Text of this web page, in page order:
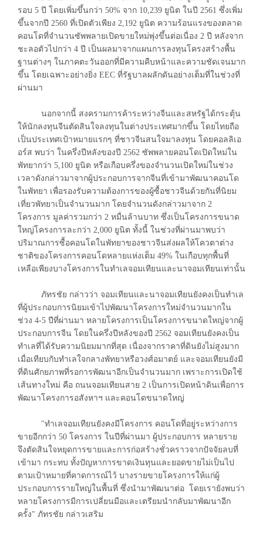
รอบ 5 ปี โดยเพิ่มขึ้นกว่า 50% จาก 10,239 ยูนิต ในปี 2561 ซึ่งเพิ่ม
ขึ้นจากปี 2560 ที่เปิดตัวเพียง 2,192 ยูนิต ความร้อนแรงของตลาด
คอนโดที่จำนวนซัพพลายเปิดขายใหม่พุ่งขึ้นต่อเนื่อง 2 ปี หลังจาก
ชะลอตัวไปกว่า 4 ปี เป็นผลมาจากแผนการลงทุนโครงสร้างพื้น
ฐานต่างๆ ในภาคตะวันออกที่มีความคืบหน้าและความชัดเจนมาก
ขึ้น โดยเฉพาะอย่างยิ่ง EEC ที่รัฐบาลผลักดันอย่างเต็มที่ในช่วงที่
ผ่านมา
นอกจากนี้ สงครามการค้าระหว่างจีนและสหรัฐได้กระตุ้น
ให้นักลงทุนจีนตัดสินใจลงทุนในต่างประเทศมากขึ้น โดยไทยถือ
เป็นประเทศเป้าหมายแรกๆ ที่ชาวจีนสนใจมาลงทุน โดยคอลลิเอ
อร์ส พบว่า ในครึ่งปีหลังของปี 2562 ซัพพลายคอนโดเปิดใหม่ใน
พัทยากว่า 5,100 ยูนิต หรือเกือบครึ่งของจำนวนเปิดใหม่ในช่วง
เวลาดังกล่าวมาจากผู้ประกอบการจากจีนที่เข้ามาพัฒนาคอนโด
ในพัทยา เพื่อรองรับความต้องการของผู้ซื้อชาวจีนด้วยกันที่นิยม
เที่ยวพัทยาเป็นจำนวนมาก โดยจำนวนดังกล่าวมาจาก 2
โครงการ มูลค่ารวมกว่า 2 หมื่นล้านบาท ซึ่งเป็นโครงการขนาด
ใหญ่โครงการละกว่า 2,000 ยูนิต ทั้งนี้ ในช่วงที่ผ่านมาพบว่า
ปริมาณการซื้อคอนโดในพัทยาของชาวจีนส่งผลให้โควตาต่าง
ชาติของโครงการคอนโดหลายแห่งเต็ม 49% ในเกือบทุกพื้นที่
เหลือเพียงบางโครงการในทำเลจอมเทียนและนาจอมเทียนเท่านั้น
ภัทรชัย กล่าวว่า จอมเทียนและนาจอมเทียนยังคงเป็นทำเล
ที่ผู้ประกอบการนิยมเข้าไปพัฒนาโครงการใหม่จำนวนมากใน
ช่วง 4-5 ปีที่ผ่านมา หลายโครงการเป็นโครงการขนาดใหญ่จากผู้
ประกอบการจีน โดยในครึ่งปีหลังของปี 2562 จอมเทียนยังคงเป็น
ทำเลที่ได้รับความนิยมมากที่สุด เนื่องจากราคาที่ดินยังไม่สูงมาก
เมื่อเทียบกับทำเลใจกลางพัทยาหรือวงศ์อมาตย์ และจอมเทียนยังมี
ที่ดินศักยภาพที่รอการพัฒนาอีกเป็นจำนวนมาก เพราะการเปิดใช้
เส้นทางใหม่ คือ ถนนจอมเทียนสาย 2 เป็นการเปิดหน้าดินเพื่อการ
พัฒนาโครงการอสังหาฯ และคอนโดขนาดใหญ่
"ทำเลจอมเทียนยังคงมีโครงการ คอนโดที่อยู่ระหว่างการ
ขายอีกกว่า 50 โครงการ ในปีที่ผ่านมา ผู้ประกอบการ หลายราย
จึงตัดสินใจหยุดการขายและการก่อสร้างชั่วคราวจากปัจจัยลบที่
เข้ามา กระทบ ทั้งปัญหาการขาดเงินทุนและยอดขายไม่เป็นไป
ตามเป้าหมายที่คาดการณ์ไว้ บางรายขายโครงการให้แก่ผู้
ประกอบการรายใหญ่ในพื้นที่ ซึ่งนำมาพัฒนาต่อ โดยเรายังพบว่า
หลายโครงการมีการเปลี่ยนมือและเตรียมนำกลับมาพัฒนาอีก
ครั้ง" ภัทรชัย กล่าวเสริม